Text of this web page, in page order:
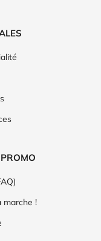
marche !